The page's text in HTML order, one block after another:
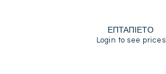
ΕΠΤΑΠΙΕΤΟ
Login to see prices